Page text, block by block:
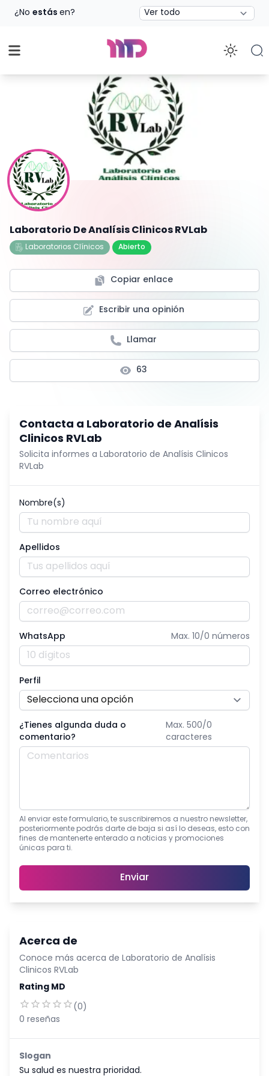
¿No estás en? Estado
Laboratorio De Analísis Clinicos RVLab
Laboratorios Clínicos Abierto
Copiar enlace
Escribir una opinión
Llamar
63
Acerca de
Conoce más acerca de Laboratorio de Analísis
Clinicos RVLab
Rating MD
(0 )
0 reseñas
Slogan
Su salud es nuestra prioridad.
Contacta a Laboratorio de Analísis
Clinicos RVLab
Solicita informes a Laboratorio de Analísis Clinicos
RVLab
Nombre(s)
Apellidos
Correo electrónico
WhatsApp Max. 10/0 números
Perfil
¿Tienes algunda duda o
comentario?
Max. 500/0
caracteres
Al enviar este formulario, te suscribiremos a nuestro newsletter,
posteriormente podrás darte de baja si así lo deseas, esto con
fines de mantenerte enterado a noticias y promociones
únicas para ti.
Enviar